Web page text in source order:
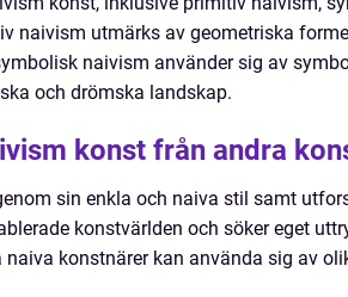
naivism utmärks av geometriska
naivism använder sig av
och drömska landskap.
konst från andra
sin enkla och naiva stil samt
konstvärlden och söker eget
naiva konstnärer kan använda sig av